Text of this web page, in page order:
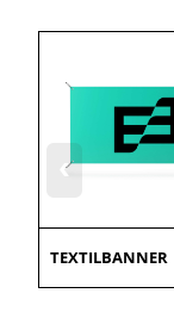
‹
TEXTILBANNER